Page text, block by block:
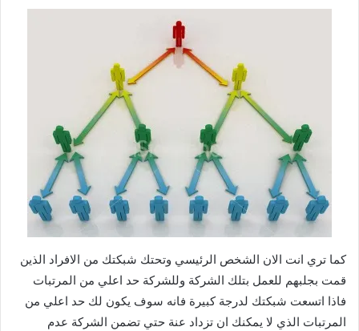
كما تري انت الان الشخص الرئيسي وتحتك شبكتك من الافراد الذين
قمت بجلبهم للعمل بتلك الشركة وللشركة حد اعلي من المرتبات
فاذا اتسعت شبكتك لدرجة كبيرة فانه سوف يكون لك حد اعلي من
المرتبات الذي لا يمكنك ان تزداد عنة حتي تضمن الشركة عدم